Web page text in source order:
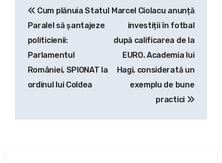
articole
Cum plănuia Statul
Paralel să șantajeze
politicienii:
Parlamentul
României, SPIONAT la
ordinul lui Coldea
Marcel Ciolacu anunță
investiții în fotbal
după calificarea de la
EURO. Academia lui
Hagi, considerată un
exemplu de bune
practici